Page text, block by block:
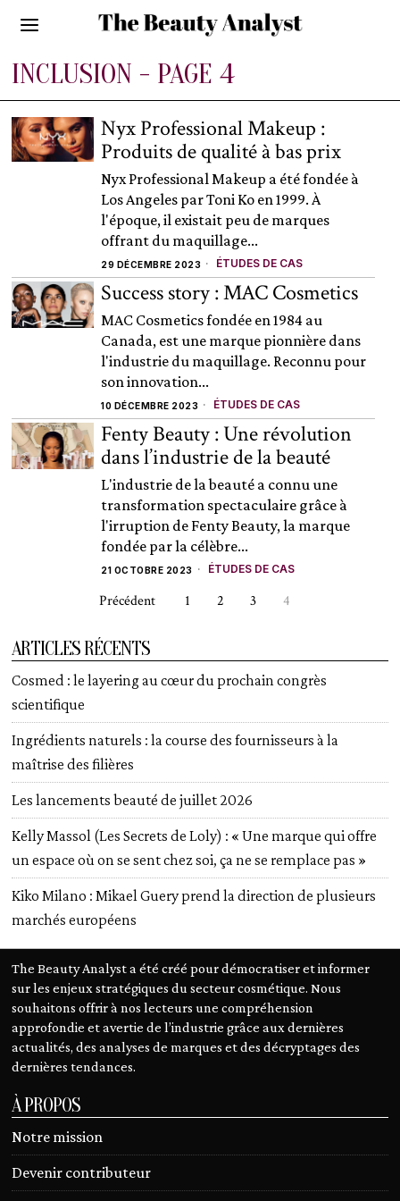
INCLUSION - PAGE 4
Nyx Professional Makeup :
Produits de qualité à bas prix
Nyx Professional Makeup a été fondée à
Los Angeles par Toni Ko en 1999. À
l'époque, il existait peu de marques
offrant du maquillage...
29 DÉCEMBRE 2023 ÉTUDES DE CAS
Success story : MAC Cosmetics
MAC Cosmetics fondée en 1984 au
Canada, est une marque pionnière dans
l'industrie du maquillage. Reconnu pour
son innovation...
10 DÉCEMBRE 2023 ÉTUDES DE CAS
Fenty Beauty : Une révolution
dans l’industrie de la beauté
L'industrie de la beauté a connu une
transformation spectaculaire grâce à
l'irruption de Fenty Beauty, la marque
fondée par la célèbre...
21 OCTOBRE 2023 ÉTUDES DE CAS
Précédent 1 2 3 4
ARTICLES RÉCENTS
Cosmed : le layering au cœur du prochain congrès
scientifique
Ingrédients naturels : la course des fournisseurs à la
maîtrise des filières
Les lancements beauté de juillet 2026
Kelly Massol (Les Secrets de Loly) : « Une marque qui offre
un espace où on se sent chez soi, ça ne se remplace pas »
Kiko Milano : Mikael Guery prend la direction de plusieurs
marchés européens
The Beauty Analyst a été créé pour démocratiser et informer
sur les enjeux stratégiques du secteur cosmétique. Nous
souhaitons offrir à nos lecteurs une compréhension
approfondie et avertie de l’industrie grâce aux dernières
actualités, des analyses de marques et des décryptages des
dernières tendances.
À PROPOS
Notre mission
Devenir contributeur